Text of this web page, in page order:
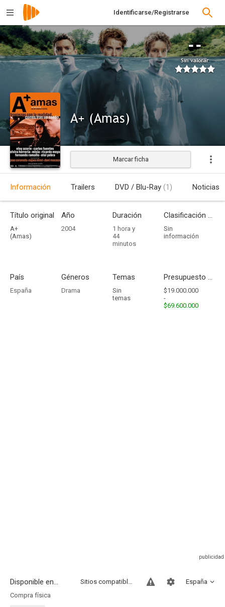
Identificarse/Registrarse
--
Sin valorar
A+ (Amas)
Estrenada
Marcar ficha
Información Trailers DVD / Blu-Ray (1) Noticias
Título original
A+
(Amas)
Año
2004
Duración
1 hora y
44
minutos
Clasificación por edades
Sin
información
País
España
Géneros
Drama
Temas
Sin
temas
Presupuesto - Ingresos
$19.000.000
-
$69.600.000
Disponible en... España
Sitios compatibles
Compra física